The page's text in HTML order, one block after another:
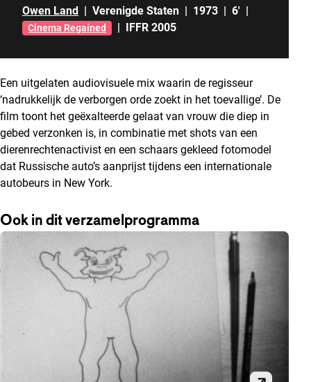
Owen Land | Verenigde Staten | 1973 | 6' |
Cinema Regained | IFFR 2005
Een uitgelaten audiovisuele mix waarin de regisseur
‘nadrukkelijk de verborgen orde zoekt in het toevallige’. De
film toont het geëxalteerde gelaat van vrouw die diep in
gebed verzonken is, in combinatie met shots van een
dierenrechtenactivist en een schaars gekleed fotomodel
dat Russische auto’s aanprijst tijdens een internationale
autobeurs in New York.
Ook in dit verzamelprogramma